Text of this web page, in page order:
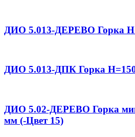
ДИО 5.013-ДЕРЕВО Горка
ДИО 5.013-ДПК Горка
ДИО 5.02-ДЕРЕВО Горка
мм (-Цвет 15)